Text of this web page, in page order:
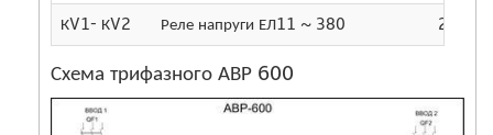
КV1- КV2 Реле напруги ЕЛ11 ~ 380 2
Схема трифазного АВР 600